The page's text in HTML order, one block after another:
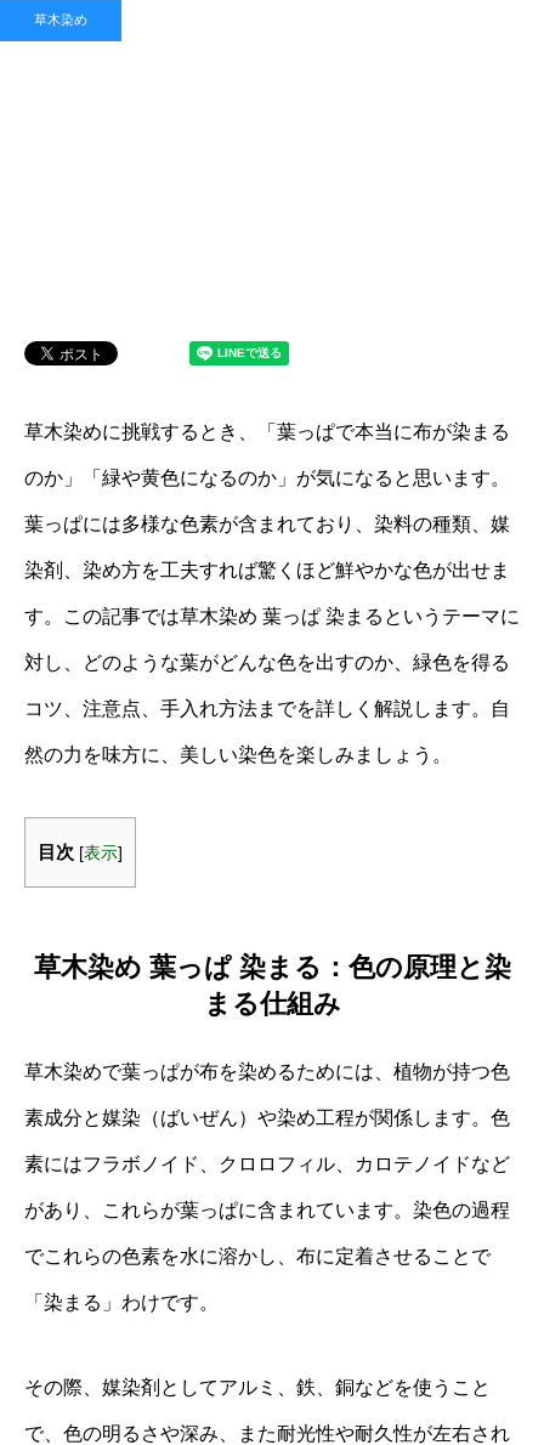
草木染め
草木染めに挑戦するとき、「葉っぱで本当に布が染まる
のか」「緑や黄色になるのか」が気になると思います。
葉っぱには多様な色素が含まれており、染料の種類、媒
染剤、染め方を工夫すれば驚くほど鮮やかな色が出せま
す。この記事では草木染め 葉っぱ 染まるというテーマに
対し、どのような葉がどんな色を出すのか、緑色を得る
コツ、注意点、手入れ方法までを詳しく解説します。自
然の力を味方に、美しい染色を楽しみましょう。
目次 [表示]
草木染め 葉っぱ 染まる：色の原理と染
まる仕組み
草木染めで葉っぱが布を染めるためには、植物が持つ色
素成分と媒染（ばいぜん）や染め工程が関係します。色
素にはフラボノイド、クロロフィル、カロテノイドなど
があり、これらが葉っぱに含まれています。染色の過程
でこれらの色素を水に溶かし、布に定着させることで
「染まる」わけです。
その際、媒染剤としてアルミ、鉄、銅などを使うこと
で、色の明るさや深み、また耐光性や耐久性が左右され